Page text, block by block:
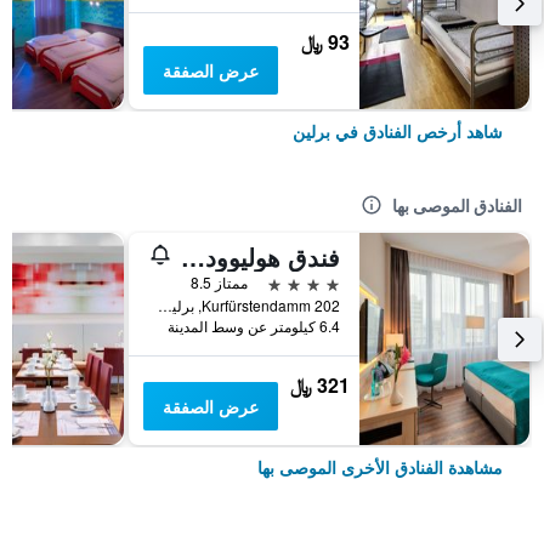
93 ﷼
عرض الصفقة
شاهد أرخص الفنادق في برلين
الفنادق الموصى بها
فندق هوليوود ميديا أم كورفورستيندام
4 نجوم
ممتاز 8.5
Kurfürstendamm 202, برلين, ألمانيا
6.4 كيلومتر عن وسط المدينة
321 ﷼
عرض الصفقة
مشاهدة الفنادق الأخرى الموصى بها